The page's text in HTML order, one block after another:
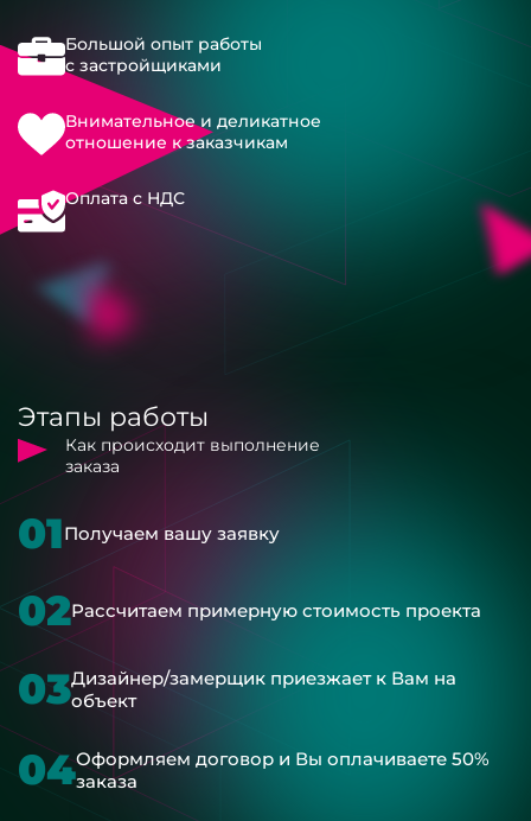
Большой опыт работы
с застройщиками
Внимательное и деликатное
отношение к заказчикам
Оплата с НДС
Этапы работы
Как происходит выполнение
заказа
01Получаем вашу заявку
02Рассчитаем примерную стоимость проекта
03Дизайнер/замерщик приезжает к Вам на
объект
04Оформляем договор и Вы оплачиваете 50%
заказа